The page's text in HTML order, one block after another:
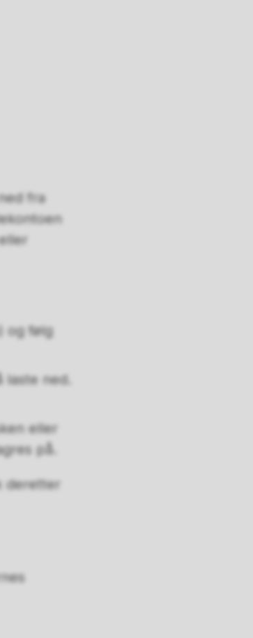
fra
og følg
laste ned.
eller
på.
deretter